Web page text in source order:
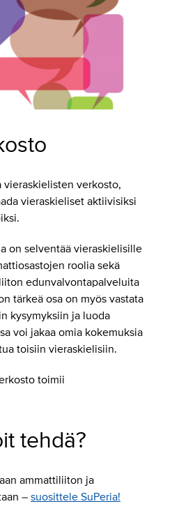
vieraskielisten verkosto,
vieraskieliset aktiivisiksi
on selventää vieraskielisille
roolia sekä
edunvalvontapalveluita
tärkeä osa on myös vastata
kysymyksiin ja luoda
voi jakaa omia kokemuksia
toisiin vieraskielisiin.
toimii
tehdä?
ammattiliiton ja
– suosittele SuPeria!